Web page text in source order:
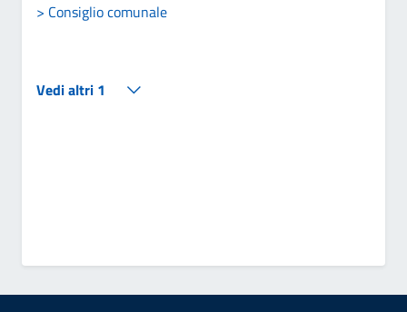
> Consiglio comunale
Vedi altri 1